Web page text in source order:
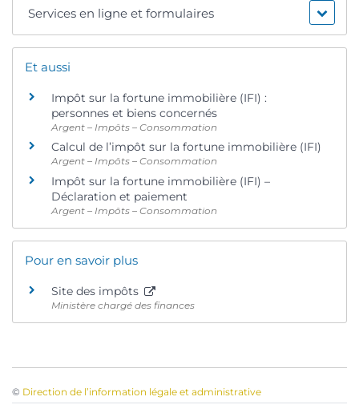
Services en ligne et formulaires
Et aussi
Impôt sur la fortune immobilière (IFI) :
personnes et biens concernés
Argent – Impôts – Consommation
Calcul de l’impôt sur la fortune immobilière (IFI)
Argent – Impôts – Consommation
Impôt sur la fortune immobilière (IFI) –
Déclaration et paiement
Argent – Impôts – Consommation
Pour en savoir plus
Site des impôts
Ministère chargé des finances
© Direction de l’information légale et administrative